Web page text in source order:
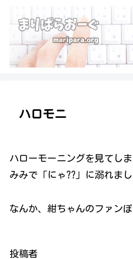
ハロモニ
ハローモーニングを見てし
みみで「にゃ??」に溺れま
なんか、紺ちゃんのファン
投稿者